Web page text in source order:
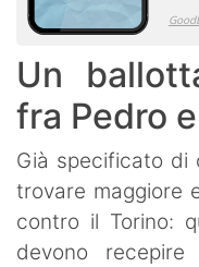
Un
fra Pedro
Già specificato di
trovare maggiore
contro il Torino:
devono